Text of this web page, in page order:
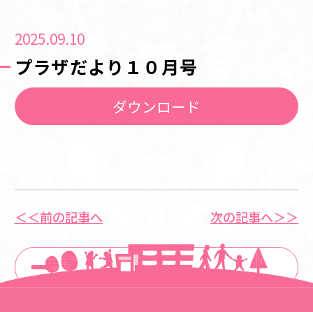
2025.09.10
プラザだより１０月号
ダウンロード
＜＜前の記事へ
一覧に戻る
次の記事へ＞＞